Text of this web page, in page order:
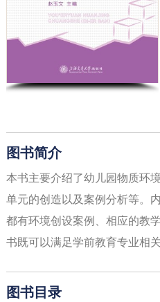
图书简介
本书主要介绍了幼儿园物质环
单元的创造以及案例分析等。
都有环境创设案例、相应的教
书既可以满足学前教育专业相
图书目录